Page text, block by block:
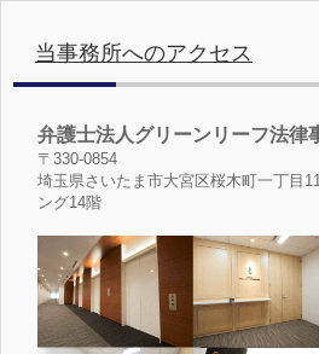
当事務所へのアクセス
弁護士法人グリーンリーフ法律
〒330-0854
埼玉県さいたま市大宮区桜木町一丁目
ング14階